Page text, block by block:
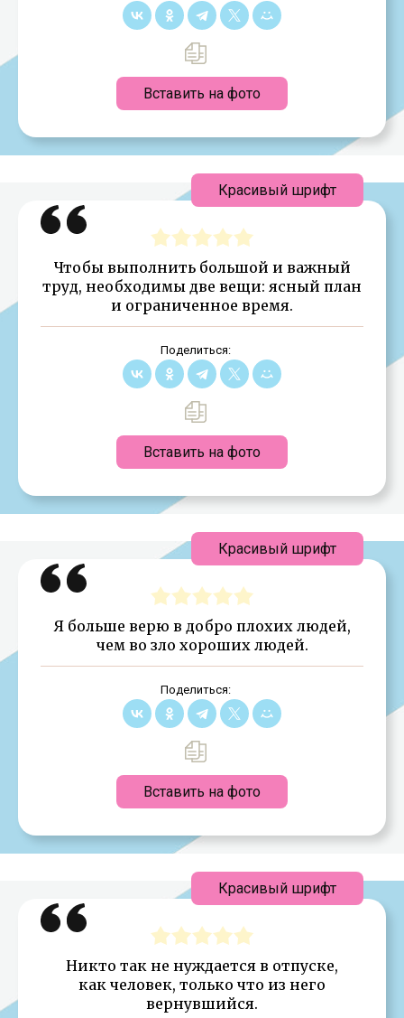
Вставить на фото
Чтобы выполнить большой и важный
труд, необходимы две вещи: ясный план
и ограниченное время.
Поделиться:
Вставить на фото
Красивый шрифт
Я больше верю в добро плохих людей,
чем во зло хороших людей.
Поделиться:
Вставить на фото
Красивый шрифт
Никто так не нуждается в отпуске,
как человек, только что из него
вернувшийся.
Красивый шрифт